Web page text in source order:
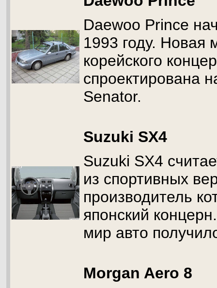
Daewoo Prince
1993 году. Новая
корейского
спроектирована
Senator.
Suzuki SX4
Suzuki SX4
из спортивных
производитель
японский
мир авто
Morgan Aero 8